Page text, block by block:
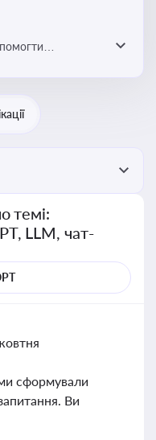
темі:
LLM, чат-
ми сформували
Ви